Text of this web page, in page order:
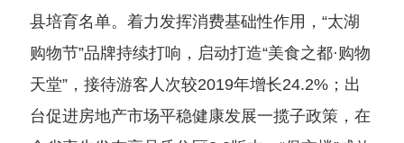
县培育名单。着力发挥消费基础性作用，“太湖
购物节”品牌持续打响，启动打造“美食之都·购物
天堂”，接待游客人次较2019年增长24.2%；出
台促进房地产市场平稳健康发展一揽子政策，在